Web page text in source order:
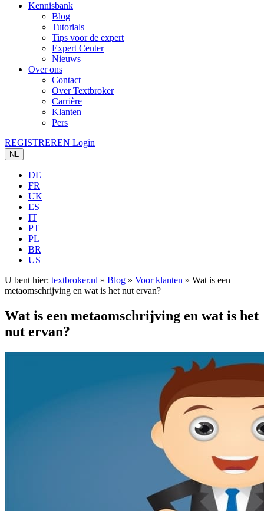
Kennisbank
Blog
Tutorials
Tips voor de expert
Expert Center
Nieuws
Over ons
Contact
Over Textbroker
Carrière
Klanten
Pers
REGISTREREN Login
NL
DE
FR
UK
ES
IT
PT
PL
BR
US
U bent hier: textbroker.nl » Blog » Voor klanten » Wat is een
metaomschrijving en wat is het nut ervan?
Wat is een metaomschrijving en wat is het
nut ervan?